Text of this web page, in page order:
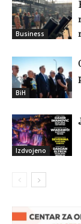
Business
BiH
Izdvojeno